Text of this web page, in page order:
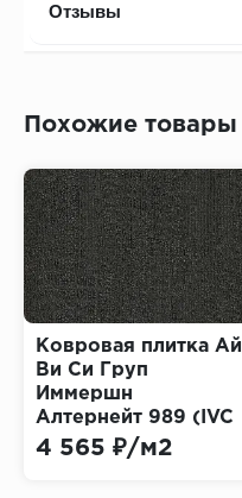
Отзывы
Похожие товары
Ковровая плитка Ай
Ви Си Груп
Иммершн
Алтернейт 989 (IVC
Group Immersion
4 565 ₽/м2